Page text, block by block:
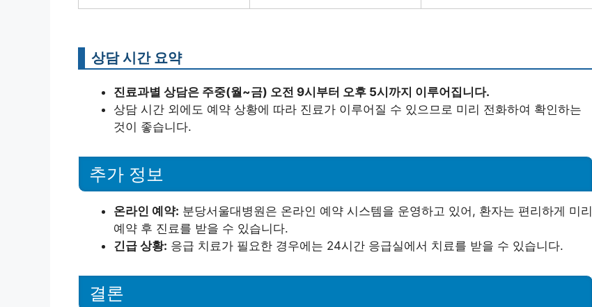
상담 시간 요약
진료과별 상담은 주중(월~금) 오전 9시부터 오후 5시까지 이루어집니다.
상담 시간 외에도 예약 상황에 따라 진료가 이루어질 수 있으므로 미리 전화하여 확인하는
것이 좋습니다.
추가 정보
온라인 예약: 분당서울대병원은 온라인 예약 시스템을 운영하고 있어, 환자는 편리하게 미리
예약 후 진료를 받을 수 있습니다.
긴급 상황: 응급 치료가 필요한 경우에는 24시간 응급실에서 치료를 받을 수 있습니다.
결론